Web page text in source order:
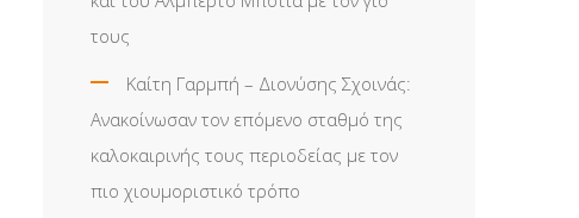
τους
Καίτη Γαρμπή – Διονύσης Σχοινάς:
Ανακοίνωσαν τον επόμενο σταθμό της
καλοκαιρινής τους περιοδείας με τον
πιο χιουμοριστικό τρόπο